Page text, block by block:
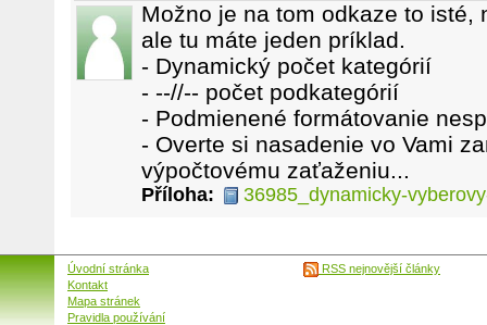
Možno je na tom odkaze to isté,
ale tu máte jeden príklad.
- Dynamický počet kategórií
- --//-- počet podkategórií
- Podmienené formátovanie
- Overte si nasadenie vo Vami
výpočtovému zaťaženiu...
Příloha: 36985_dynamicky-
Úvodní stránka
Kontakt
Mapa stránek
Pravidla používání
RSS nejnovější články